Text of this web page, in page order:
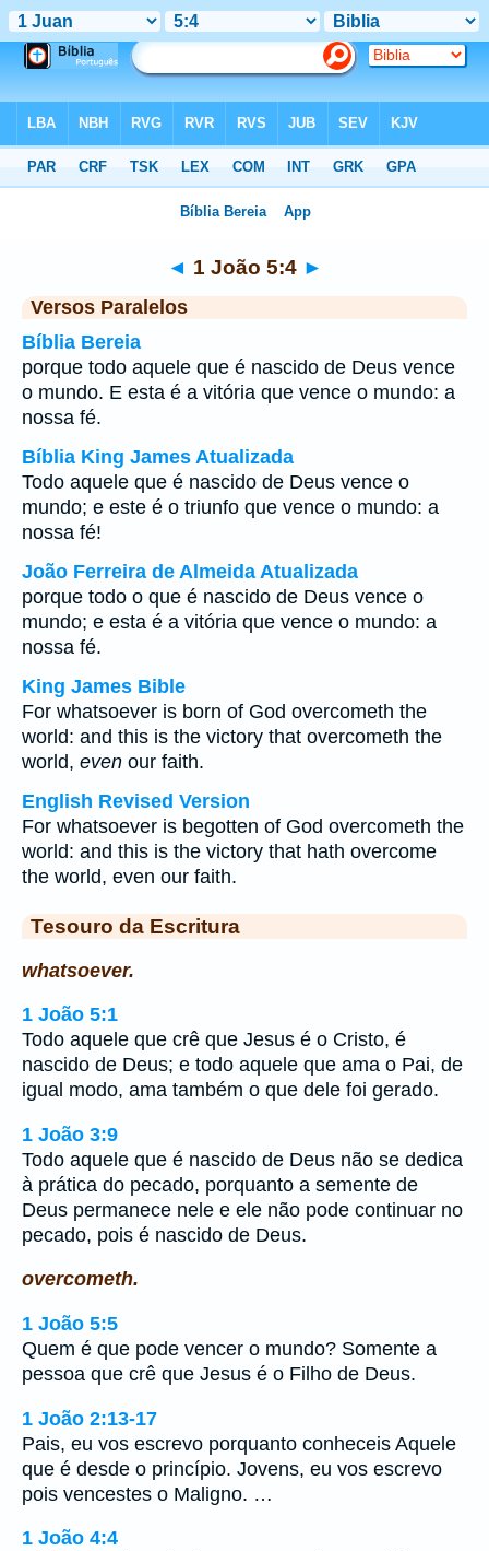
◄ 1 João 5:4 ►
Versos Paralelos
Bíblia Bereia
porque todo aquele que é nascido de Deus vence
o mundo. E esta é a vitória que vence o mundo: a
nossa fé.
Bíblia King James Atualizada
Todo aquele que é nascido de Deus vence o
mundo; e este é o triunfo que vence o mundo: a
nossa fé!
João Ferreira de Almeida Atualizada
porque todo o que é nascido de Deus vence o
mundo; e esta é a vitória que vence o mundo: a
nossa fé.
King James Bible
For whatsoever is born of God overcometh the
world: and this is the victory that overcometh the
world, even our faith.
English Revised Version
For whatsoever is begotten of God overcometh the
world: and this is the victory that hath overcome
the world, even our faith.
Tesouro da Escritura
whatsoever.
1 João 5:1
Todo aquele que crê que Jesus é o Cristo, é
nascido de Deus; e todo aquele que ama o Pai, de
igual modo, ama também o que dele foi gerado.
1 João 3:9
Todo aquele que é nascido de Deus não se dedica
à prática do pecado, porquanto a semente de
Deus permanece nele e ele não pode continuar no
pecado, pois é nascido de Deus.
overcometh.
1 João 5:5
Quem é que pode vencer o mundo? Somente a
pessoa que crê que Jesus é o Filho de Deus.
1 João 2:13-17
Pais, eu vos escrevo porquanto conheceis Aquele
que é desde o princípio. Jovens, eu vos escrevo
pois vencestes o Maligno. …
1 João 4:4